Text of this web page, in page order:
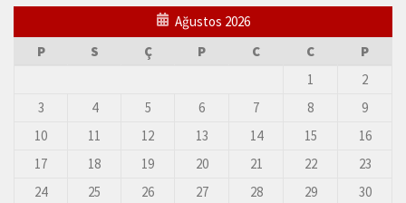
Ağustos 2026
P
S Ç P C C
P
1
2
3
4 5 6 7 8
9
10
11 12 13 14 15
16
17
18 19 20 21 22
23
24
25 26 27 28 29
30